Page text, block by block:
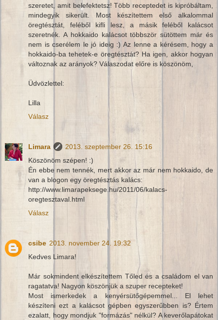
szeretet, amit belefektetsz! Több receptedet is kipróbáltam,
mindegyik sikerült. Most készítettem első alkalommal
öregtésztát, feléből kifli lesz, a másik feléből kalácsot
szeretnék. A hokkaido kalácsot többször sütöttem már és
nem is cserélem le jó ideig :) Az lenne a kérésem, hogy a
hokkaido-ba tehetek-e öregtésztát? Ha igen, akkor hogyan
változnak az arányok? Válaszodat előre is köszönöm,
Üdvözlettel:
Lilla
Válasz
Limara
2013. szeptember 26. 15:16
Köszönöm szépen! :)
Én ebbe nem tennék, mert akkor az már nem hokkaido, de
van a blogon egy öregtésztás kalács:
http://www.limarapeksege.hu/2011/06/kalacs-
oregtesztaval.html
Válasz
csibe 2013. november 24. 19:32
Kedves Limara!
Már sokmindent elkészítettem Tőled és a családom el van
ragatatva! Nagyon köszönjük a szuper recepteket!
Most ismerkedek a kenyérsütőgépemmel... El lehet
készíteni ezt a kalácsot gépben egyszerűbben is? Értem
ezalatt, hogy mondjuk "formázás" nélkül? A keverőlapátokat